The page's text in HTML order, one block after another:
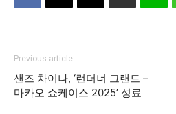
Previous article
샌즈 차이나, ‘런더너 그랜드 –
마카오 쇼케이스 2025’ 성료